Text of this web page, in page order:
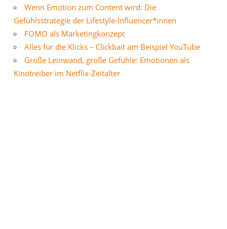
Wenn Emotion zum Content wird: Die
Gefühlsstrategie der Lifestyle-Influencer*innen
FOMO als Marketingkonzept
Alles für die Klicks – Clickbait am Beispiel YouTube
Große Leinwand, große Gefühle: Emotionen als
Kinotreiber im Netflix-Zeitalter